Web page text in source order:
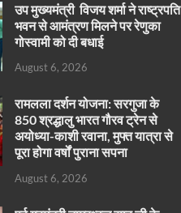
उप मुख्यमंत्री विजय शर्मा ने राष्ट्रपति
भवन से आमंत्रण मिलने पर रेणुका
गोस्वामी को दी बधाई
August 6, 2026
रामलला दर्शन योजना: सरगुजा के
850 श्रद्धालु भारत गौरव ट्रेन से
अयोध्या-काशी रवाना, मुफ्त यात्रा से
पूरा होगा वर्षों पुराना सपना
August 6, 2026